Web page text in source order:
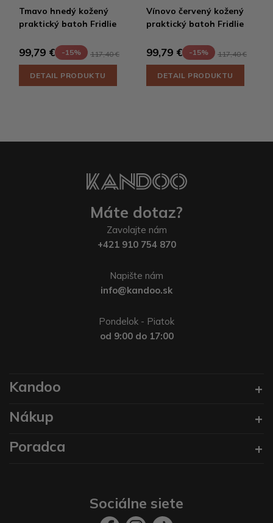
Tmavo hnedý kožený
praktický batoh Fridlie
99,79 € -15% 117,40 €
DETAIL PRODUKTU
Vínovo červený kožený
praktický batoh Fridlie
99,79 € -15% 117,40 €
DETAIL PRODUKTU
Máte dotaz?
Zavolajte nám
+421 910 754 870
Napište nám
info@kandoo.sk
Pondelok - Piatok
od 9:00 do 17:00
Kandoo
Nákup
Poradca
Sociálne siete